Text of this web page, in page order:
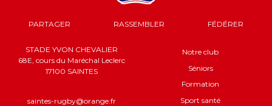
PARTAGER RASSEMBLER FÉDÉRER
STADE YVON CHEVALIER
68E, cours du Maréchal Leclerc
17100 SAINTES
saintes-rugby@orange.fr
Notre club
Séniors
Formation
Sport santé